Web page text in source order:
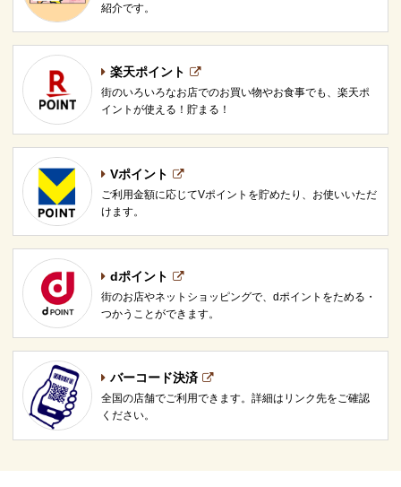
紹介です。
楽天ポイント
街のいろいろなお店でのお買い物やお食事でも、楽天ポ
イントが使える！貯まる！
Vポイント
ご利用金額に応じてVポイントを貯めたり、お使いいただ
けます。
dポイント
街のお店やネットショッピングで、dポイントをためる・
つかうことができます。
バーコード決済
全国の店舗でご利用できます。詳細はリンク先をご確認
ください。